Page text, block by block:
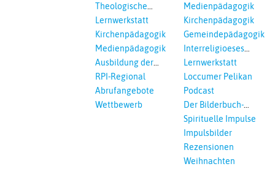
Theologische
Fortbildungen,
Interreligöses Lernen
Lernwerkstatt
Kirchenpädagogik
Medienpädagogik
Ausbildung der
Vikar*innen
RPI-Regional
Abrufangebote
Wettbewerb
Medienpädagogik
Kirchenpädagogik
Gemeindepädagogik
Interreligioeses
Lernen
Lernwerkstatt
Loccumer Pelikan
Podcast
Der Bilderbuch-
Podcast
Spirituelle Impulse
Impulsbilder
Rezensionen
Weihnachten